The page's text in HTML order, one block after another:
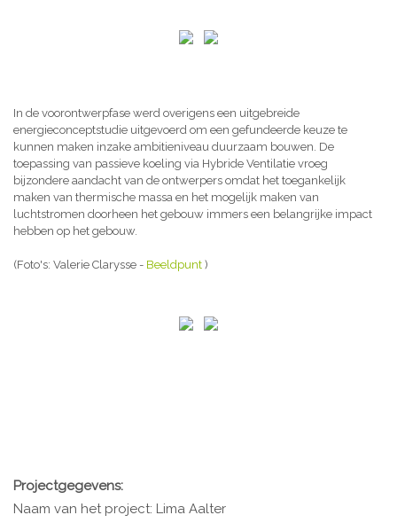
In de voorontwerpfase werd overigens een uitgebreide
energieconceptstudie uitgevoerd om een gefundeerde keuze te
kunnen maken inzake ambitieniveau duurzaam bouwen. De
toepassing van passieve koeling via Hybride Ventilatie vroeg
bijzondere aandacht van de ontwerpers omdat het toegankelijk
maken van thermische massa en het mogelijk maken van
luchtstromen doorheen het gebouw immers een belangrijke impact
hebben op het gebouw.
(Foto's: Valerie Clarysse - Beeldpunt )
Projectgegevens:
Naam van het project: Lima Aalter